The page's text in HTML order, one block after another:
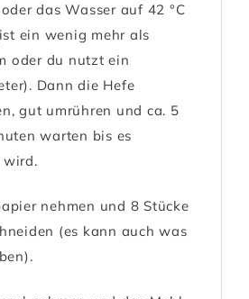
das Wasser auf 42 °C
ein wenig mehr als
oder du nutzt ein
Dann die Hefe
gut umrühren und ca. 5
warten bis es
wird.
nehmen und 8 Stücke
(es kann auch was